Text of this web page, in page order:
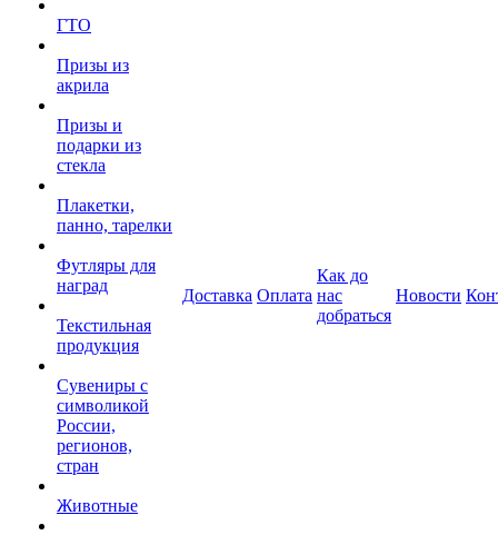
ГТО
Призы из
акрила
Призы и
подарки из
стекла
Плакетки,
панно, тарелки
Футляры для
наград
Текстильная
продукция
Сувениры с
символикой
России,
регионов,
стран
Животные
Доставка Оплата
Как до
нас
добраться
Новости